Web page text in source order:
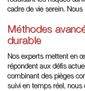
cadre de vie serein.
Méthodes
durable
Nos experts mettent en
répondent aux défis
combinant des pièges
suivi en temps réel, nous